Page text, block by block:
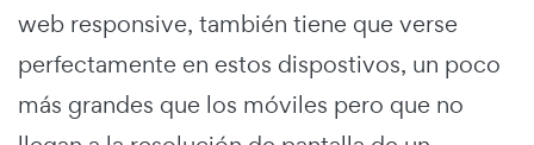
web responsive, también tiene que verse
perfectamente en estos dispostivos, un poco
más grandes que los móviles pero que no